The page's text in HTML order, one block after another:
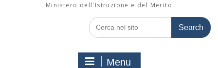
Ministero dell'Istruzione e del Merito
Search
for:
Menu